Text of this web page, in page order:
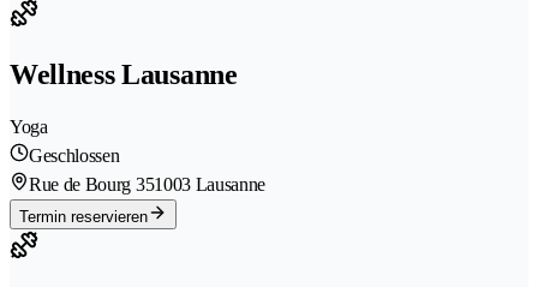
Wellness Lausanne
Yoga
Geschlossen
Rue de Bourg 351003 Lausanne
Termin reservieren